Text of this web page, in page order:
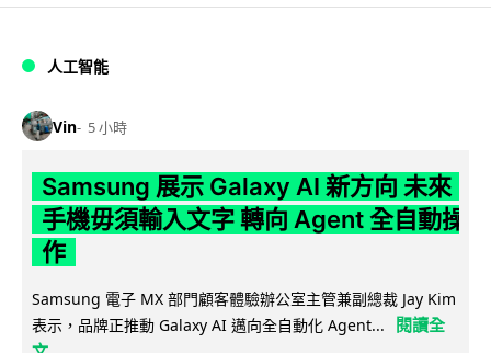
人工智能
Vin 5 小時
Samsung 展示 Galaxy AI 新方向 未來
手機毋須輸入文字 轉向 Agent 全自動操
作
Samsung 電子 MX 部門顧客體驗辦公室主管兼副總裁 Jay Kim
表示，品牌正推動 Galaxy AI 邁向全自動化 Agent...
閱讀全